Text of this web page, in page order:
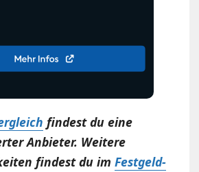
findest du eine
Anbieter. Weitere
findest du imFestgeld-